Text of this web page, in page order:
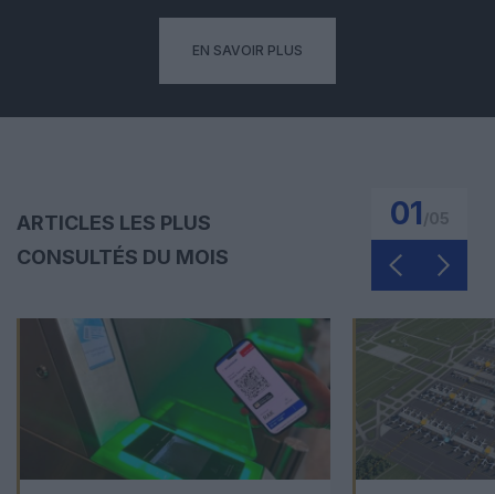
EN SAVOIR PLUS
ARTICLES LES PLUS
CONSULTÉS DU MOIS
01